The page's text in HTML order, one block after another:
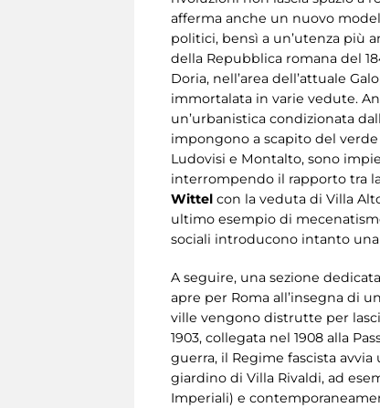
afferma anche un nuovo
politici, bensì a un’utenza più
della Repubblica romana del
Doria, nell’area dell’attuale
immortalata in varie vedute.
un’urbanistica condizionata
impongono a scapito del
Ludovisi e Montalto, sono
interrompendo il rapporto tra
Wittel con la veduta di Villa
ultimo esempio di
sociali introducono intanto
A seguire, una sezione
apre per Roma all’insegna di
ville vengono distrutte per
1903, collegata nel 1908 alla
guerra, il Regime fascista
giardino di Villa Rivaldi, ad
Imperiali) e